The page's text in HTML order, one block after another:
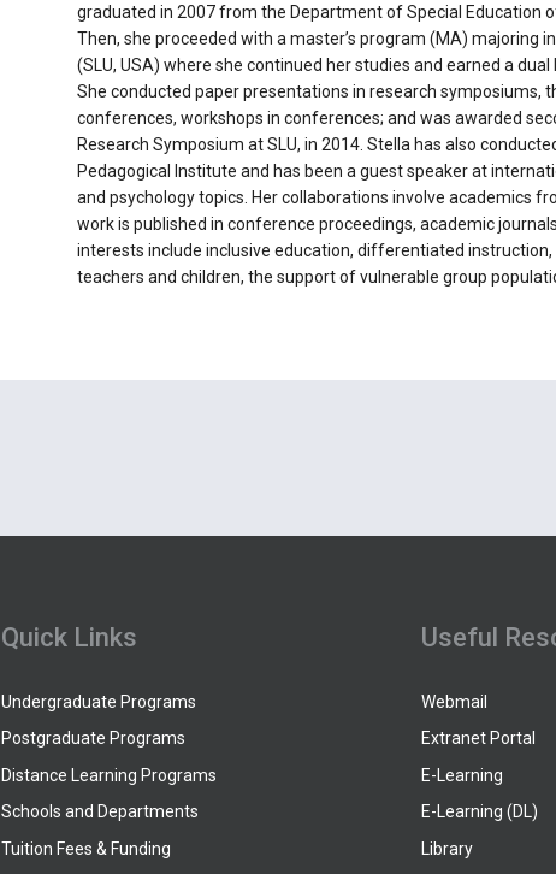
graduated in 2007 from the Department of Special Education
Then, she proceeded with a master’s program (MA) majoring
(SLU, USA) where she continued her studies and earned a
She conducted paper presentations in research symposiums,
conferences, workshops in conferences; and was awarded
Research Symposium at SLU, in 2014. Stella has also
Pedagogical Institute and has been a guest speaker at
and psychology topics. Her collaborations involve academics
work is published in conference proceedings, academic
interests include inclusive education, differentiated
teachers and children, the support of vulnerable group
Quick Links
Undergraduate Programs
Postgraduate Programs
Distance Learning Programs
Schools and Departments
Tuition Fees & Funding
Useful
Webmail
Extranet Portal
E-Learning
E-Learning (DL)
Library